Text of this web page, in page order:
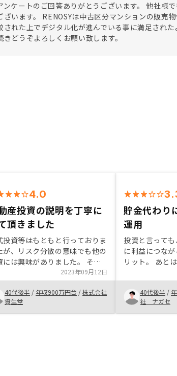
ンケートのご回答ありがとうございます。 他社様
ざいます。 RENOSYは中古区分マンションの販売
された上でデジタル化が進んでいる事に満足され
きどうぞよろしくお願い致します。
4.0
産投資の説明を丁寧に
頂きました
投資等はもともと行っておりま
が、リスク分散の意味でも他の
には興味がありました。 そん
にたまたま公告で目にしたのが
かけで面談の申し込みをしまし
大きな額の投資となりますの
少不安がありましたが、面談の
、こちらが納得するまで丁寧に
2023年09月12日
40代後半 / 年収900万円台 /株式会社
資生堂
貯金代わり
運用
投資と言って
に利益につな
リット。 あと
点。 そこに、
が入っている
都圏だけでな
きにわたる。
40代後半 /
社 ナガセ